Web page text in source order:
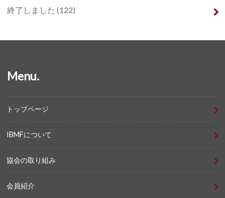
終了しました (122)
Menu.
トップページ
IBMFについて
協会の取り組み
会員紹介